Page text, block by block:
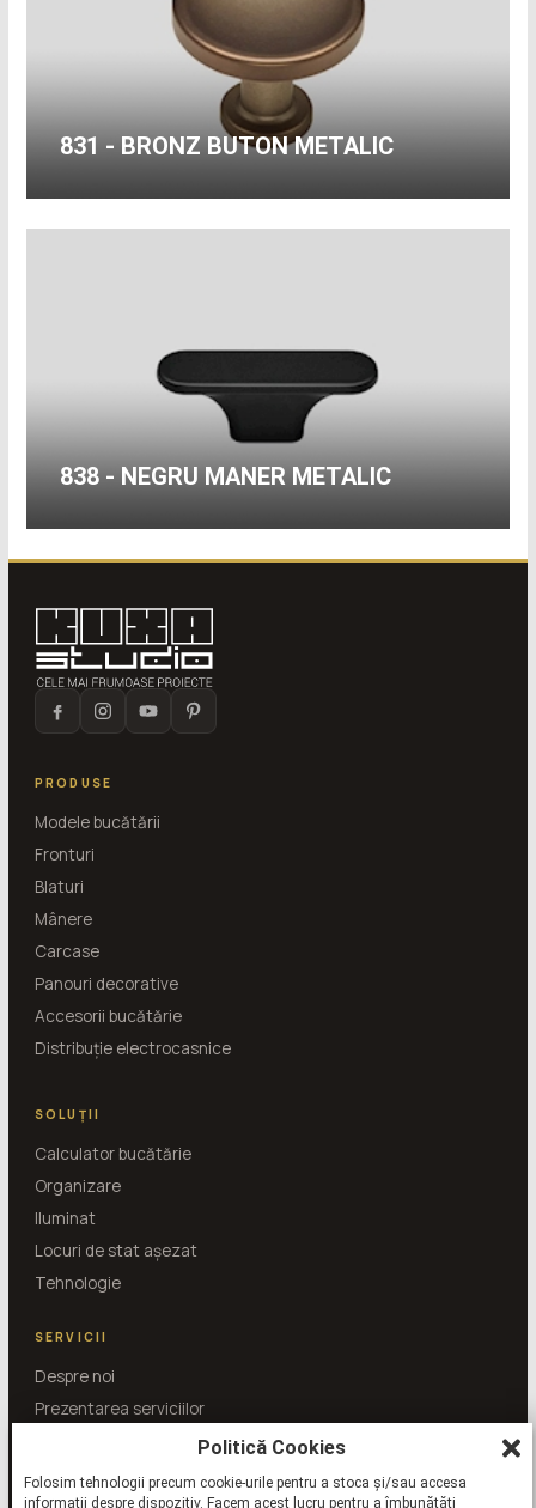
831 - BRONZ BUTON METALIC
838 - NEGRU MANER METALIC
PRODUSE
Modele bucătării
Fronturi
Blaturi
Mânere
Carcase
Panouri decorative
Accesorii bucătărie
Distribuție electrocasnice
SOLUȚII
Calculator bucătărie
Organizare
Iluminat
Locuri de stat așezat
Tehnologie
SERVICII
Despre noi
Prezentarea serviciilor
Politică Cookies
Folosim tehnologii precum cookie-urile pentru a stoca și/sau accesa
informații despre dispozitiv. Facem acest lucru pentru a îmbunătăți